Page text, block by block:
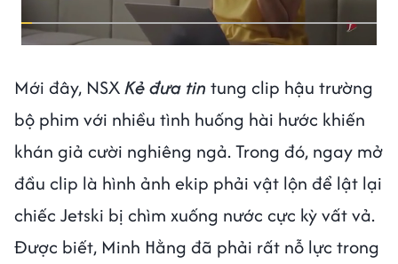
Mới đây, NSXKẻ đưa tin tung clip hậu trường
bộ phim với nhiều tình huống hài hước khiến
khán giả cười nghiêng ngả. Trong đó, ngay mở
đầu clip là hình ảnh ekip phải vật lộn để lật lại
chiếc Jetski bị chìm xuống nước cực kỳ vất vả.
Được biết, Minh Hằng đã phải rất nỗ lực trong